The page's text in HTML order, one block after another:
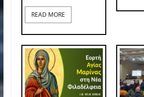
READ MORE